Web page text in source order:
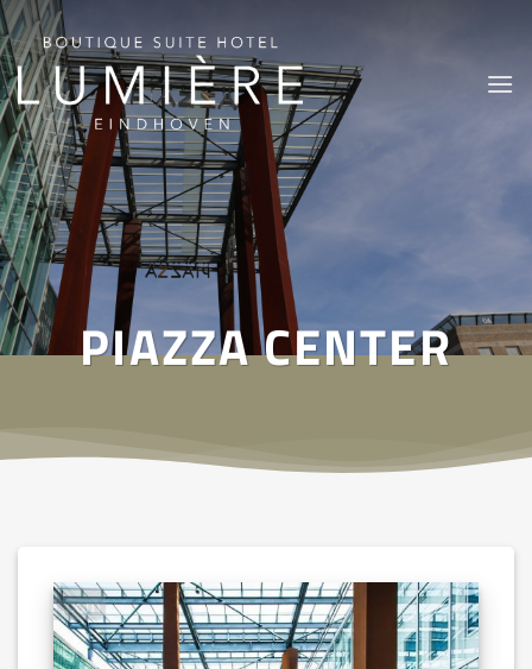
Ga
naar
inhoud
PIAZZA CENTER